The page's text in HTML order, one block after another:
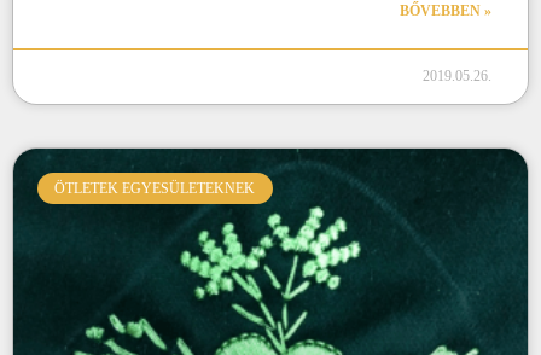
BŐVEBBEN »
2019.05.26.
ÖTLETEK EGYESÜLETEKNEK